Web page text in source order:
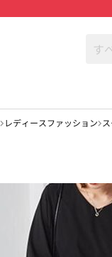
レディースファッション